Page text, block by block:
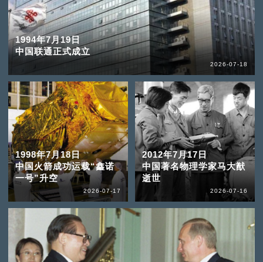
1994年7月19日
中国联通正式成立
2026-07-18
1998年7月18日
中国火箭成功运载“鑫诺
一号”升空
2026-07-17
2012年7月17日
中国著名物理学家马大猷
逝世
2026-07-16